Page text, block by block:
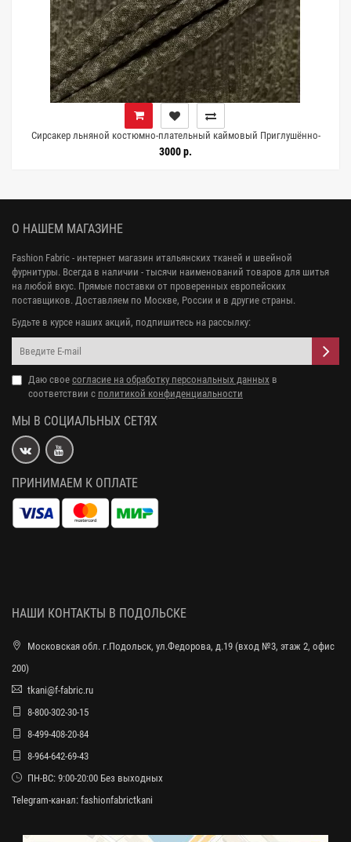
Сирсакер льняной костюмно-плательный каймовый Приглушённо-
зелёный FRM H15/3 G30 26062605
3000 р.
О НАШЕМ МАГАЗИНЕ
Fashion Fabric - интернет магазин итальянских тканей и швейной
фурнитуры. Всегда в наличии - тысячи наименований товаров для шитья
на любой вкус. Прямые поставки от проверенных европейских
поставщиков. Доставляем по Москве, России и в другие страны.
Будьте в курсе наших акций, подпишитесь на рассылку:
Даю свое согласие на обработку персональных данных в
соответствии с политикой конфиденциальности
МЫ В СОЦИАЛЬНЫХ СЕТЯХ
ПРИНИМАЕМ К ОПЛАТЕ
НАШИ КОНТАКТЫ В ПОДОЛЬСКЕ
Московская обл. г.Подольск, ул.Федорова, д.19 (вход №3, этаж 2, офис
200)
tkani@f-fabric.ru
8-800-302-30-15
8-499-408-20-84
8-964-642-69-43
ПН-ВС: 9:00-20:00 Без выходных
Telegram-канал: fashionfabrictkani